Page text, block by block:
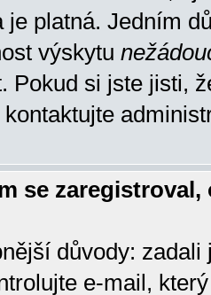
je platná. Jedním
výskytu
Pokud si jste jisti,
se
důvody:
e-mail,